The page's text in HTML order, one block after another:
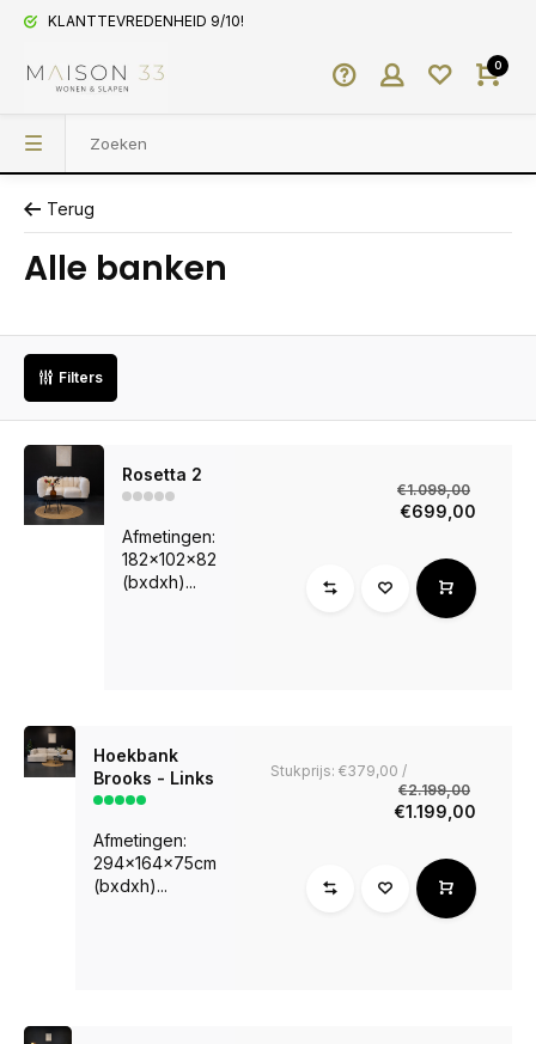
KLANTTEVREDENHEID 9/10!
0
Terug
Alle banken
Filters
Rosetta 2
Afmetingen:
182x102x82
(bxdxh)...
€1.099,00
€699,00
Hoekbank
Brooks - Links
Afmetingen:
294x164x75cm
(bxdxh)...
Stukprijs: €379,00 /
€2.199,00
€1.199,00